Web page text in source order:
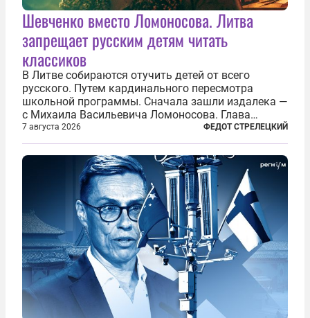
Шевченко вместо Ломоносова. Литва
запрещает русским детям читать
классиков
В Литве собираются отучить детей от всего
русского. Путем кардинального пересмотра
школьной программы. Сначала зашли издалека —
с Михаила Васильевича Ломоносова. Глава
правительства Литвы Миндаугас Синкявичюс
предложил исключить его тексты из программ
общего образования. Мотивировал он это тем,
7 августа 2026 ФЕДОТ СТРЕЛЕЦКИЙ